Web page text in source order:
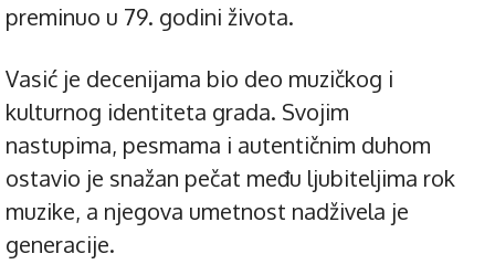
preminuo u 79. godini života.
Vasić je decenijama bio deo muzičkog i
kulturnog identiteta grada. Svojim
nastupima, pesmama i autentičnim duhom
ostavio je snažan pečat među ljubiteljima rok
muzike, a njegova umetnost nadživela je
generacije.